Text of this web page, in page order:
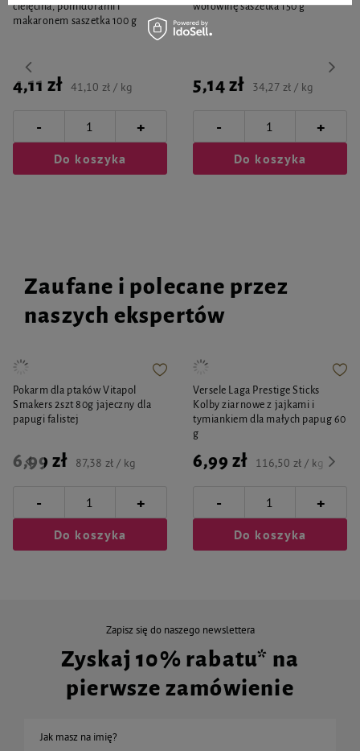
cielęcina, pomidorami i
makaronem saszetka 100 g
4,11 zł 41,10 zł / kg
- +
Do koszyka
wołowinę saszetka 150 g
5,14 zł 34,27 zł / kg
- +
Do koszyka
Zaufane i polecane przez
naszych ekspertów
Pokarm dla ptaków Vitapol
Smakers 2szt 80g jajeczny dla
papugi falistej
6,99 zł 87,38 zł / kg
- +
Do koszyka
Versele Laga Prestige Sticks
Kolby ziarnowe z jajkami i
tymiankiem dla małych papug 60
g
6,99 zł 116,50 zł / kg
- +
Do koszyka
Zapisz się do naszego newslettera
Zyskaj 10% rabatu* na
pierwsze zamówienie
Jak masz na imię?